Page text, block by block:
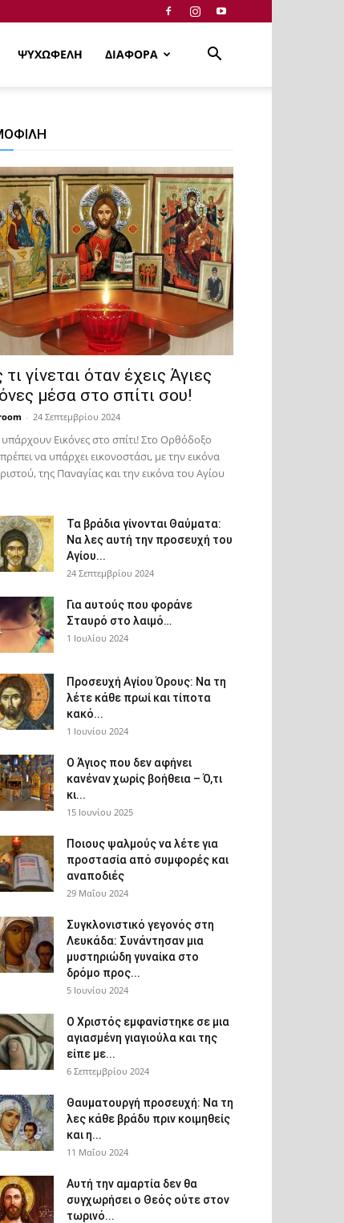
ΨΥΧΩΦΕΛΗ ΔΙΑΦΟΡΑ
γίνεται όταν έχεις Άγιες
μέσα στο σπίτι σου!
- 24 Σεπτεμβρίου 2024
Εικόνες στο σπίτι! Στο Ορθόδοξο
πρέπει να υπάρχει εικονοστάσι, με την εικόνα
της Παν­αγίας και την εικόνα του Αγίου
Τα βράδια γίνονται Θαύματα:
Να λες αυτή την προσευχή του
Αγίου...
24 Σεπτεμβρίου 2024
Για αυτούς που φοράνε
Σταυρό στο λαιμό…
1 Ιουλίου 2024
Προσευχή Αγίου Όρους: Να τη
λέτε κάθε πρωί και τίποτα
κακό...
1 Ιουνίου 2024
Ο Άγιος που δεν αφήνει
κανέναν χωρίς βοήθεια – Ό,τι
κι...
15 Ιουνίου 2025
Ποιους ψαλμούς να λέτε για
προστασία από συμφορές και
αναποδιές
29 Μαΐου 2024
Συγκλονιστικό γεγονός στη
Λευκάδα: Συνάντησαν μια
μυστηριώδη γυναίκα στο
δρόμο προς...
5 Ιουνίου 2024
Ο Χριστός εμφανίστηκε σε μια
αγιασμένη γιαγιούλα και της
είπε με...
6 Σεπτεμβρίου 2024
Θαυματουργή προσευχή: Να τη
λες κάθε βράδυ πριν κοιμηθείς
και η...
11 Μαΐου 2024
Αυτή την αμαρτία δεν θα
συγχωρήσει ο Θεός ούτε στον
τωρινό...